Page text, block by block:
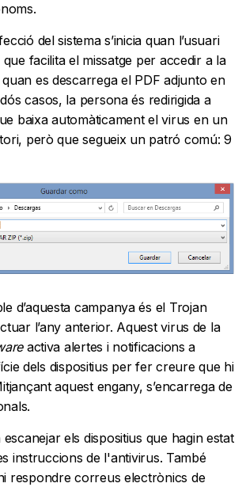
del sistema s’inicia quan l’usuari
que facilita el missatge per accedir a la
es descarrega el PDF adjunto en
casos, la persona és redirigida a
baixa automàticament el virus en un
però que segueix un patró comú: 9
d’aquesta campanya és el Trojan
l’any anterior. Aquest virus de la
activa alertes i notificacions a
dels dispositius per fer creure que hi
aquest engany, s’encarrega de
els dispositius que hagin estat
instruccions de l'antivirus. També
respondre correus electrònics de